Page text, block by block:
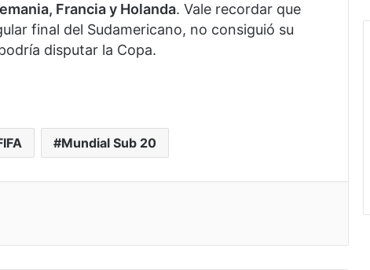
Francia y Holanda. Vale recordar que
final del Sudamericano, no consiguió su
disputar la Copa.
Mundial Sub 20